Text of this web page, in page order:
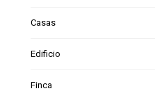
Casas
Edificio
Finca